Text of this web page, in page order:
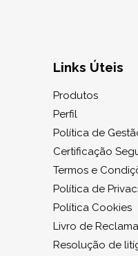
Links Úteis
Produtos
Perfil
Política de
Certificação
Termos e
Política de
Política Cookies
Livro de
Resolução de